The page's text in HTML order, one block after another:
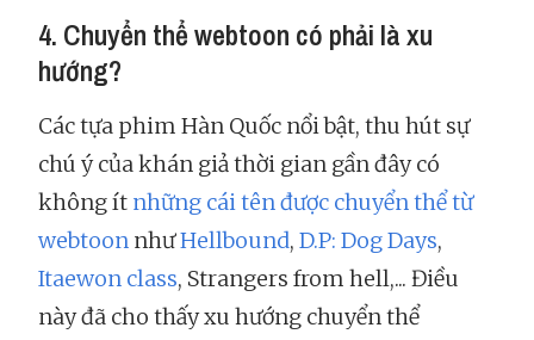
4. Chuyển thể webtoon có phải là xu
hướng?
Các tựa phim Hàn Quốc nổi bật, thu hút sự
chú ý của khán giả thời gian gần đây có
không ít những cái tên được chuyển thể từ
webtoon nhưHellbound, D.P: Dog Days,
Itaewon class, Strangers from hell,... Điều
này đã cho thấy xu hướng chuyển thể